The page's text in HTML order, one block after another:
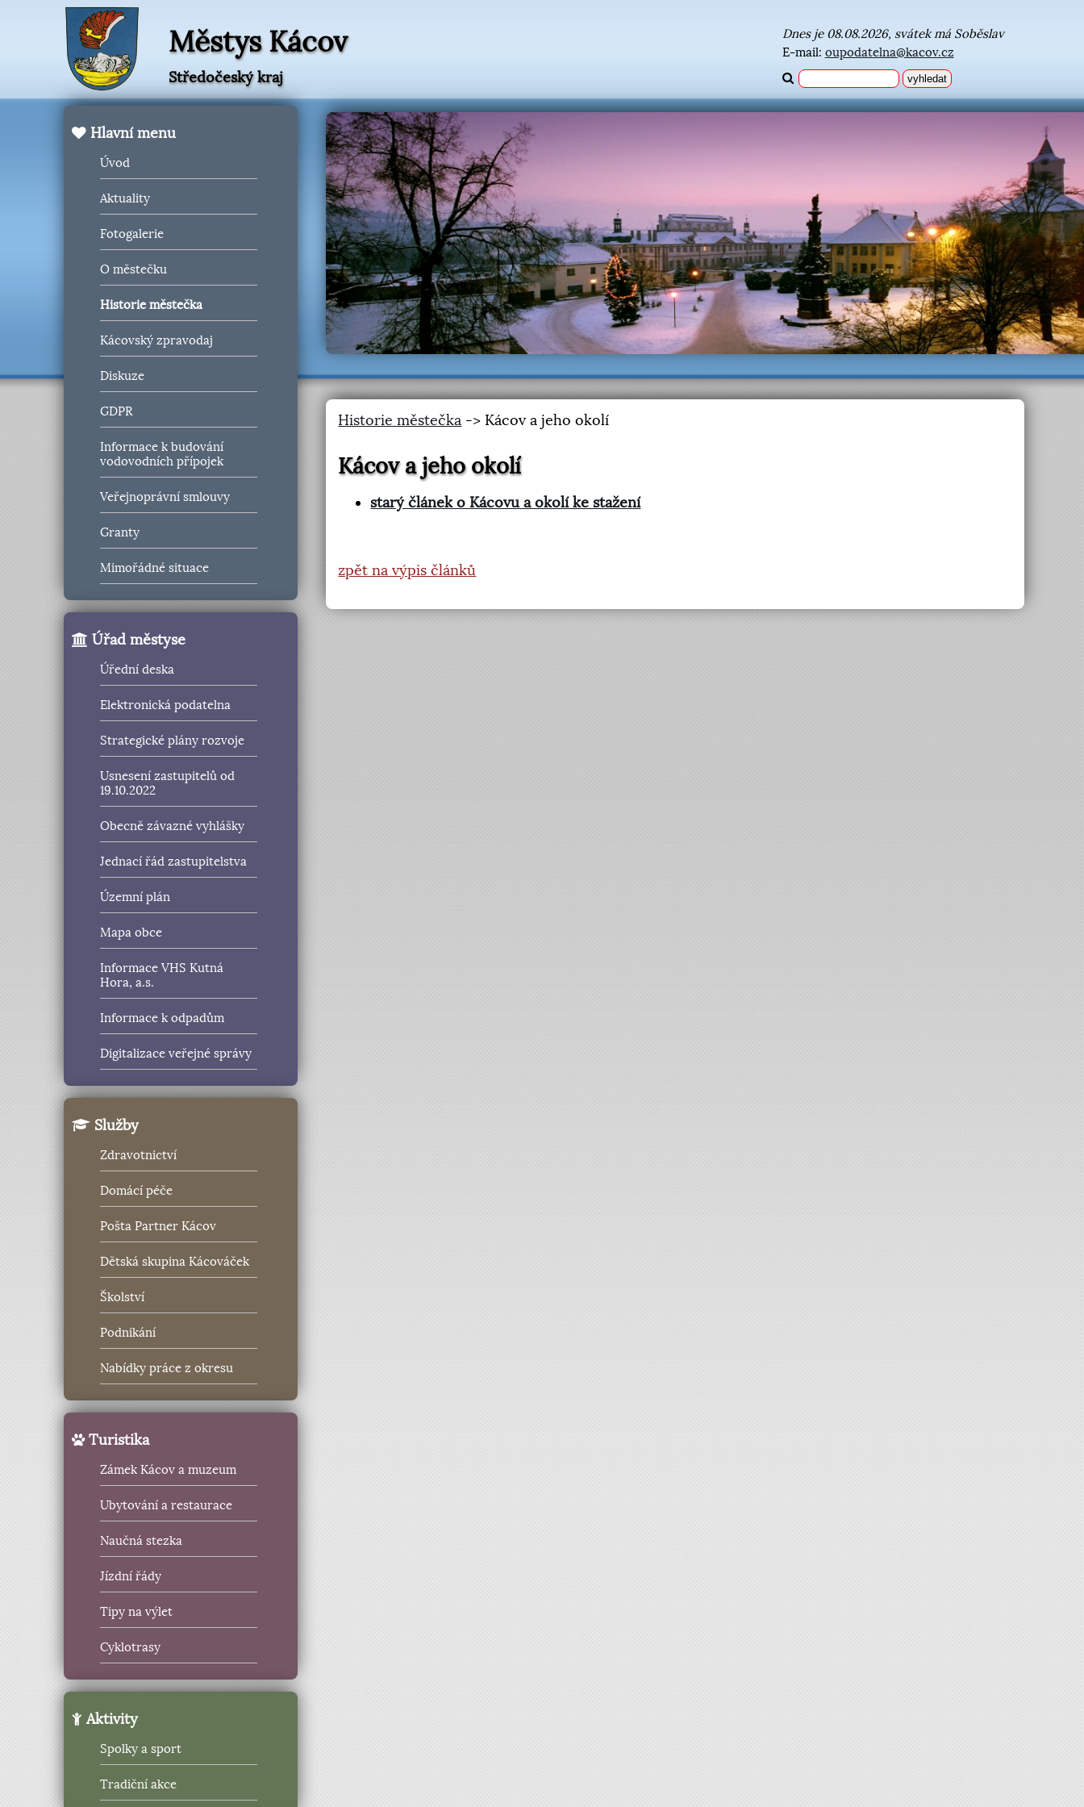
Městys Kácov
Středočeský kraj
Dnes je 08.08.2026, svátek má Soběslav
E-mail: oupodatelna@kacov.cz
Hlavní menu
Úvod
Aktuality
Fotogalerie
O městečku
Historie městečka
Kácovský zpravodaj
Diskuze
GDPR
Informace k budování
vodovodních přípojek
Veřejnoprávní smlouvy
Granty
Mimořádné situace
Úřad městyse
Úřední deska
Elektronická podatelna
Strategické plány rozvoje
Usnesení zastupitelů od
19.10.2022
Obecně závazné vyhlášky
Jednací řád zastupitelstva
Územní plán
Mapa obce
Informace VHS Kutná
Hora, a.s.
Informace k odpadům
Digitalizace veřejné správy
Služby
Zdravotnictví
Domácí péče
Pošta Partner Kácov
Dětská skupina Kácováček
Školství
Podnikání
Nabídky práce z okresu
Turistika
Zámek Kácov a muzeum
Ubytování a restaurace
Naučná stezka
Jízdní řády
Tipy na výlet
Cyklotrasy
Aktivity
Spolky a sport
Tradiční akce
Historie městečka -> Kácov a jeho okolí
Kácov a jeho okolí
starý článek o Kácovu a okolí ke stažení
zpět na výpis článků